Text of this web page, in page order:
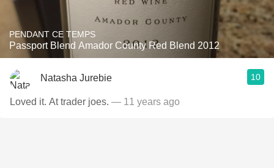
PENDANT CE TEMPS
Passport Blend Amador County Red Blend 2012
Natasha Jurebie 10
Loved it. At trader joes. — 11 years ago